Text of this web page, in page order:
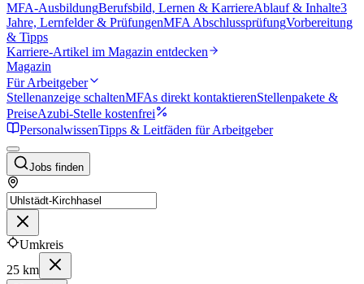
MFA-AusbildungBerufsbild, Lernen & KarriereAblauf & Inhalte3
Jahre, Lernfelder & PrüfungenMFA AbschlussprüfungVorbereitung
& Tipps
Karriere-Artikel im Magazin entdecken
Magazin
Für Arbeitgeber
Stellenanzeige schaltenMFAs direkt kontaktierenStellenpakete &
PreiseAzubi-Stelle kostenfrei
PersonalwissenTipps & Leitfäden für Arbeitgeber
Jobs finden
Umkreis
25 km